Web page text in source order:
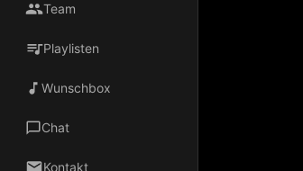
Team
Playlisten
Wunschbox
Chat
Kontakt